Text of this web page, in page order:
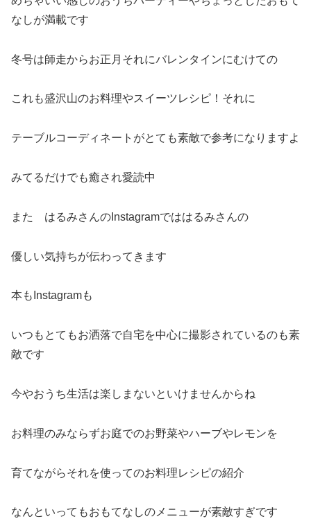
なしが満載です
冬号は師走からお正月それにバレンタインにむけての
これも盛沢山のお料理やスイーツレシピ！それに
テーブルコーディネートがとても素敵で参考になりますよ
みてるだけでも癒され愛読中
また はるみさんのInstagramでははるみさんの
優しい気持ちが伝わってきます
本もInstagramも
いつもとてもお洒落で自宅を中心に撮影されているのも素
敵です
今やおうち生活は楽しまないといけませんからね
お料理のみならずお庭でのお野菜やハーブやレモンを
育てながらそれを使ってのお料理レシピの紹介
なんといってもおもてなしのメニューが素敵すぎです